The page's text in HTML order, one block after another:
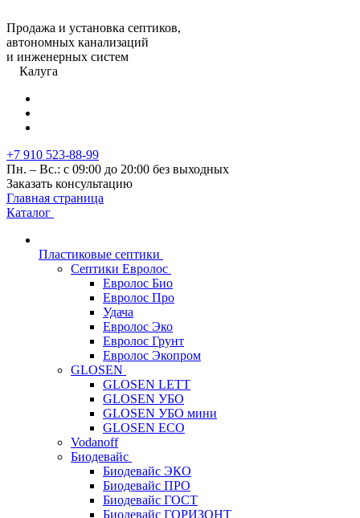
Продажа и установка септиков,
автономных канализаций
и инженерных систем
Калуга
+7 910 523-88-99
Пн. – Вс.: с 09:00 до 20:00 без выходных
Заказать консультацию
Главная страница
Каталог
Пластиковые септики
Септики Евролос
Евролос Био
Евролос Про
Удача
Евролос Эко
Евролос Грунт
Евролос Экопром
GLOSEN
GLOSEN LETT
GLOSEN УБО
GLOSEN УБО мини
GLOSEN ECO
Vodanoff
Биодевайс
Биодевайс ЭКО
Биодевайс ПРО
Биодевайс ГОСТ
Биодевайс ГОРИЗОНТ